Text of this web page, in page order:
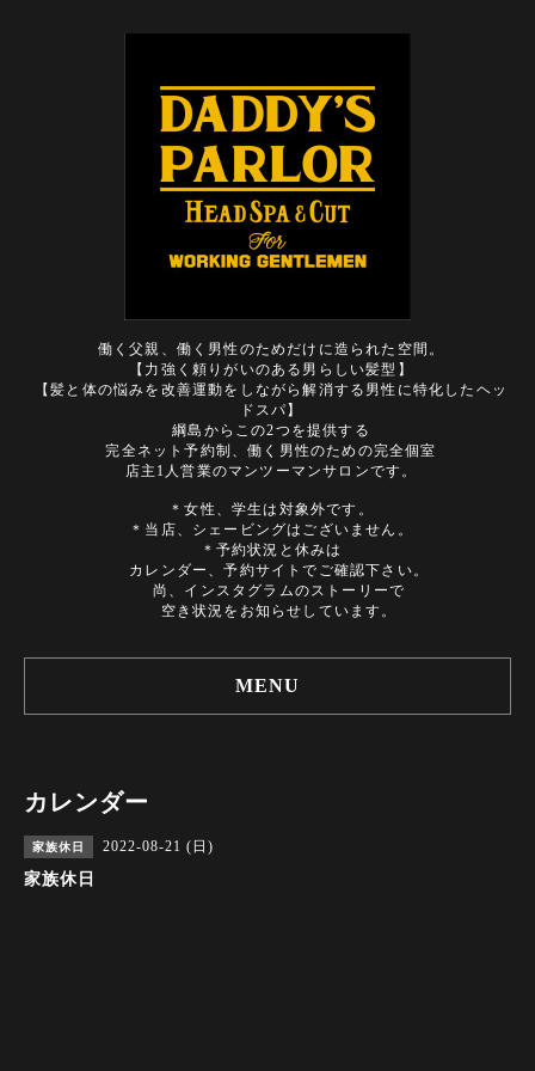
働く父親、働く男性のためだけに造られた空間。
【力強く頼りがいのある男らしい髪型】
【髪と体の悩みを改善運動をしながら解消する男性に特化したヘッ
ドスパ】
綱島からこの2つを提供する
完全ネット予約制、働く男性のための完全個室
店主1人営業のマンツーマンサロンです。
＊女性、学生は対象外です。
＊当店、シェービングはございません。
＊予約状況と休みは
カレンダー、予約サイトでご確認下さい。
尚、インスタグラムのストーリーで
空き状況をお知らせしています。
MENU
カレンダー
家族休日 2022-08-21 (日)
家族休日